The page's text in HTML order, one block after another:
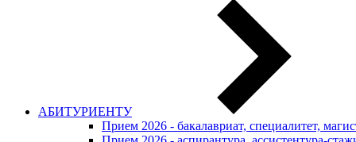
АБИТУРИЕНТУ
Прием 2026 - бакалавриат, специалитет,